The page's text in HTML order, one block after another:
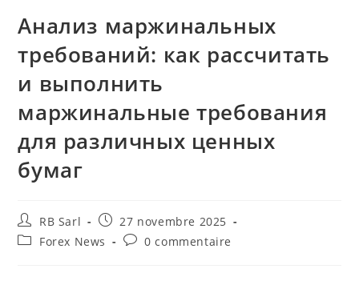
Анализ маржинальных
требований: как рассчитать
и выполнить
маржинальные требования
для различных ценных
бумаг
Auteur/autrice
de
la
RB Sarl
Publication
publiée :
27 novembre 2025
PostForex News
Commentaires
0 commentaire